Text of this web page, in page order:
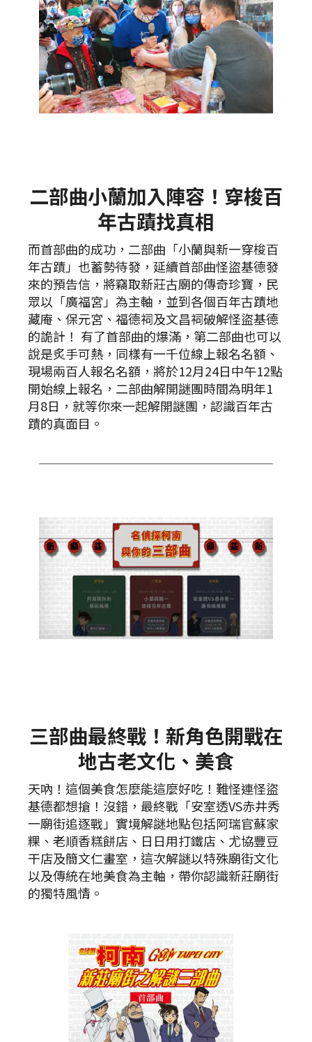
二部曲小蘭加入陣容！穿梭百
年古蹟找真相
而首部曲的成功，二部曲「小蘭與新一穿梭百
年古蹟」也蓄勢待發，延續首部曲怪盜基德發
來的預告信，將竊取新莊古廟的傳奇珍寶，民
眾以「廣福宮」為主軸，並到各個百年古蹟地
藏庵、保元宮、福德祠及文昌祠破解怪盜基德
的詭計！ 有了首部曲的爆滿，第二部曲也可以
說是炙手可熱，同樣有一千位線上報名名額、
現場兩百人報名名額，將於12月24日中午12點
開始線上報名，二部曲解開謎團時間為明年1
月8日，就等你來一起解開謎團，認識百年古
蹟的真面目。
三部曲最終戰！新角色開戰在
地古老文化、美食
天吶！這個美食怎麼能這麼好吃！難怪連怪盜
基德都想搶！沒錯，最終戰「安室透VS赤井秀
一廟街追逐戰」實境解謎地點包括阿瑞官蘇家
粿、老順香糕餅店、日日用打鐵店、尤協豐豆
干店及簡文仁畫室，這次解謎以特殊廟街文化
以及傳統在地美食為主軸，帶你認識新莊廟街
的獨特風情。